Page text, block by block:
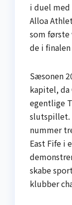
i duel med
Alloa
som første
de i
Sæsonen
kapitel, da
egentlige
slutspillet.
nummer
East Fife i
skabe
klubber